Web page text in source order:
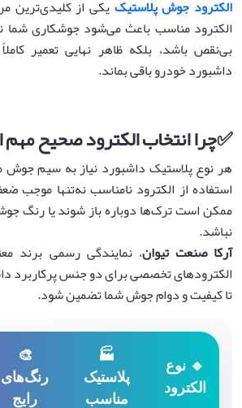
الکترود جوش پلاستیکیکی از کلیدی‌ترین
الکترود مناسب باعث می‌شود جوشکاری شما
بی‌نقص باشد، بلکه ظاهر نهایی تعمیر
داشبورد خودرو باقی بماند.
✅چرا انتخاب الکترود صحیح
هر نوع پلاستیک داشبورد نیاز به سیم
استفاده از الکترود نامناسب نه‌تنها
ممکن است ترک‌ها دوباره باز شوند یا رنگ
نباشد.
آرکا صنعت تیوان، نمایندگی رسمی برند
الکترودهای تخصصی برای دو جنس پرکاربرد
تا کیفیت و دوام جوش شما تضمین شود.
🔹 نوع
الکترود
🏭
پلاستیک
مناسب
🎨
رنگ‌های
رایج